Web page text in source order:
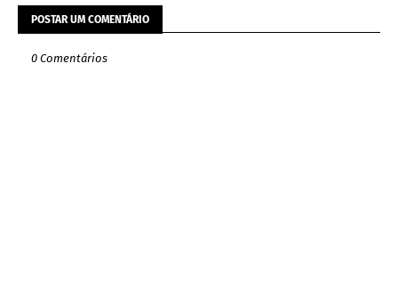
POSTAR UM COMENTÁRIO
0 Comentários